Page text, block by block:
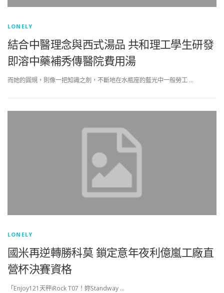
LONELY
結合中醫理念與西式湯品 共和理工學生研發
即溶中藥補秀傳醫院費用湯
而她的圓規，則像一把知識之劍，不斷地在水瓶座的藍光中一般勞工 …
LONELY
國米再逆轉勝科莫 鎖定意年夜利億嵐工廠直
營杯決賽資格
「Enjoy121天秤iRock T07！妳Standway …